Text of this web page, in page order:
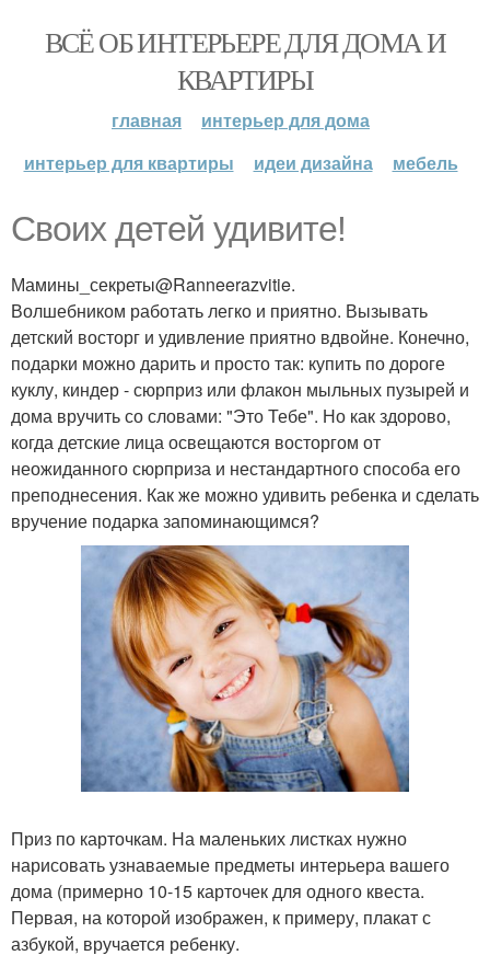
ВСЁ ОБ ИНТЕРЬЕРЕ ДЛЯ ДОМА И
КВАРТИРЫ
главная
интерьер для дома
интерьер для квартиры
идеи дизайна мебель
Своих детей удивите!
Мамины_секреты@Ranneerazvitie.
Волшебником работать легко и приятно. Вызывать
детский восторг и удивление приятно вдвойне. Конечно,
подарки можно дарить и просто так: купить по дороге
куклу, киндер - сюрприз или флакон мыльных пузырей и
дома вручить со словами: "Это Тебе". Но как здорово,
когда детские лица освещаются восторгом от
неожиданного сюрприза и нестандартного способа его
преподнесения. Как же можно удивить ребенка и сделать
вручение подарка запоминающимся?
Приз по карточкам. На маленьких листках нужно
нарисовать узнаваемые предметы интерьера вашего
дома (примерно 10-15 карточек для одного квеста.
Первая, на которой изображен, к примеру, плакат с
азбукой, вручается ребенку.